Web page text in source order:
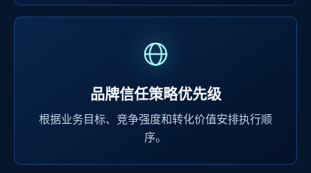
品牌信任策略优先级
根据业务目标、竞争强度和转化价值安排执行顺
序。